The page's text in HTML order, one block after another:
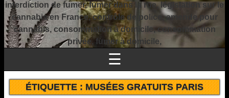
interdiction de fumer, fumer dans la rue, législation sur le
cannabis en France, contrôle de police, amende pour
cannabis, consommation à domicile, consommation
privée, fumer à domicile,
☰
ÉTIQUETTE :MUSÉES GRATUITS PARIS